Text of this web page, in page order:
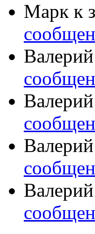
Марк к
Валерий
Валерий
Валерий
Валерий